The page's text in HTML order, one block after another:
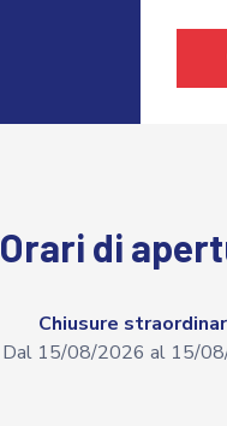
Orari di
Chiusure
Dal 15/08/2026 al 15/